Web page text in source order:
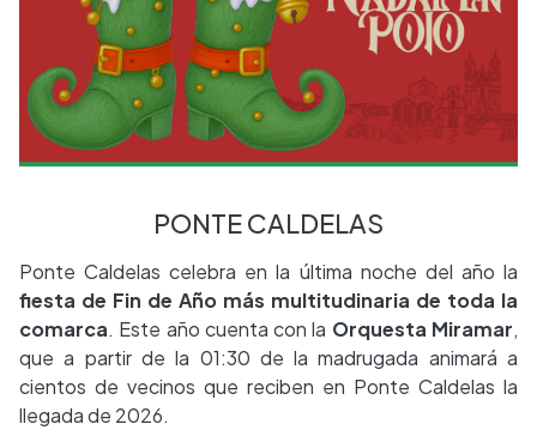
PONTE CALDELAS
Ponte Caldelas celebra en la última noche del año la
fiesta de Fin de Año más multitudinaria de toda la
comarca. Este año cuenta con la Orquesta Miramar,
que a partir de la 01:30 de la madrugada animará a
cientos de vecinos que reciben en Ponte Caldelas la
llegada de 2026.